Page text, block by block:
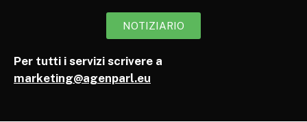
NOTIZIARIO
Per tutti i servizi scrivere a
marketing@agenparl.eu